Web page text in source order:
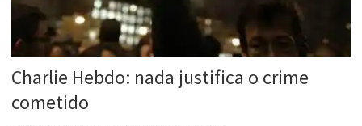
Charlie Hebdo: nada justifica o crime
cometido